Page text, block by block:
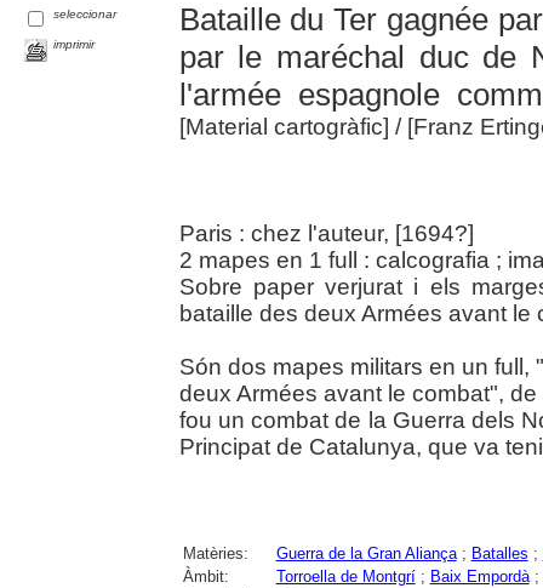
seleccionar
imprimir
Bataille du Ter gagnée
par le maréchal duc de
l'armée espagnole
[Material cartogràfic] / [Franz
Paris : chez l'auteur, [1694?]
2 mapes en 1 full : calcografia ;
Sobre paper verjurat i els
bataille des deux Armées avant le
Són dos mapes militars en un full,
deux Armées avant le combat",
fou un combat de la Guerra dels
Principat de Catalunya, que va
Matèries: Guerra de la Gran Aliança; Batalles ;
Àmbit:
Torroella de Montgrí; Baix Empordà;